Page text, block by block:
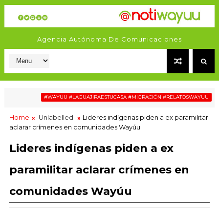
Agencia Autónoma De Comunicaciones
#WAYUU #LAGUAJIRAESTUCASA #MIGRACIÓN #RELATOSWAYUU
Home Unlabelled
Lideres indígenas piden a ex paramilitar
aclarar crímenes en comunidades Wayúu
Lideres indígenas piden a ex
paramilitar aclarar crímenes en
comunidades Wayúu